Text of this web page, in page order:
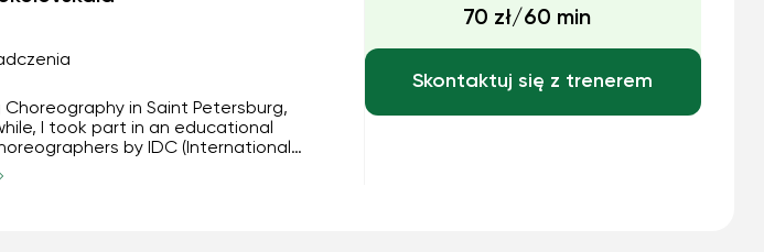
Choreography in Saint Petersburg,
I took part in an educational
by IDC (International
Russia). I have pretty big
70 zł/60 min
Skontaktuj się z trenerem